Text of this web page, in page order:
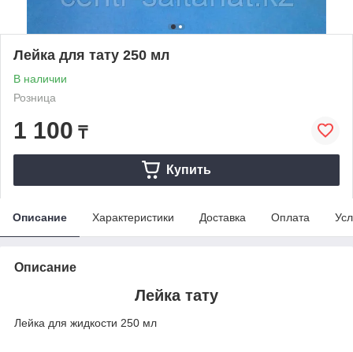
Лейка для тату 250 мл
В наличии
Розница
1 100 ₸
Купить
Описание Характеристики Доставка Оплата
Описание
Лейка тату
Лейка для жидкости 250 мл